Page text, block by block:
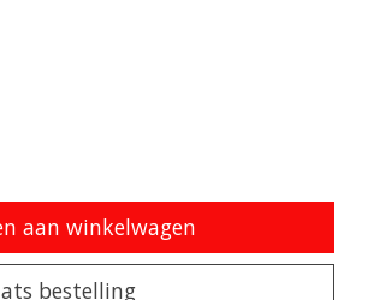
aan winkelwagen
bestelling